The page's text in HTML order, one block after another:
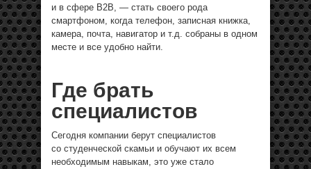
и в сфере B2B, — стать своего рода
смартфоном, когда телефон, записная книжка,
камера, почта, навигатор и т.д. собраны в одном
месте и все удобно найти.
Где брать
специалистов
Сегодня компании берут специалистов
со студенческой скамьи и обучают их всем
необходимым навыкам, это уже стало